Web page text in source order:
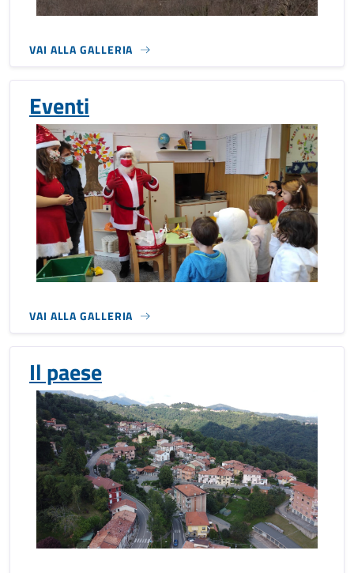
VAI ALLA GALLERIA
Eventi
VAI ALLA GALLERIA
Il paese